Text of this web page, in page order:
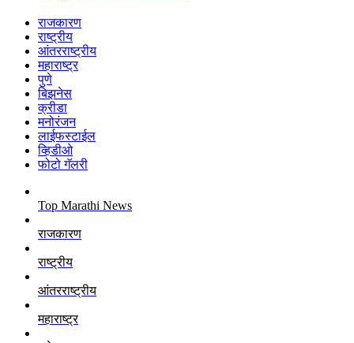
राजकारण
राष्ट्रीय
आंतरराष्ट्रीय
महाराष्ट्र
पुणे
बिझनेस
क्रीडा
मनोरंजन
लाईफस्टाईल
व्हिडीओ
फोटो गॅलरी
Top Marathi News
राजकारण
राष्ट्रीय
आंतरराष्ट्रीय
महाराष्ट्र